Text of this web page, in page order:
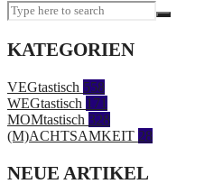
KATEGORIEN
VEGtastisch 558
WEGtastisch 171
MOMtastisch 328
(M)ACHTSAMKEIT 28
NEUE ARTIKEL